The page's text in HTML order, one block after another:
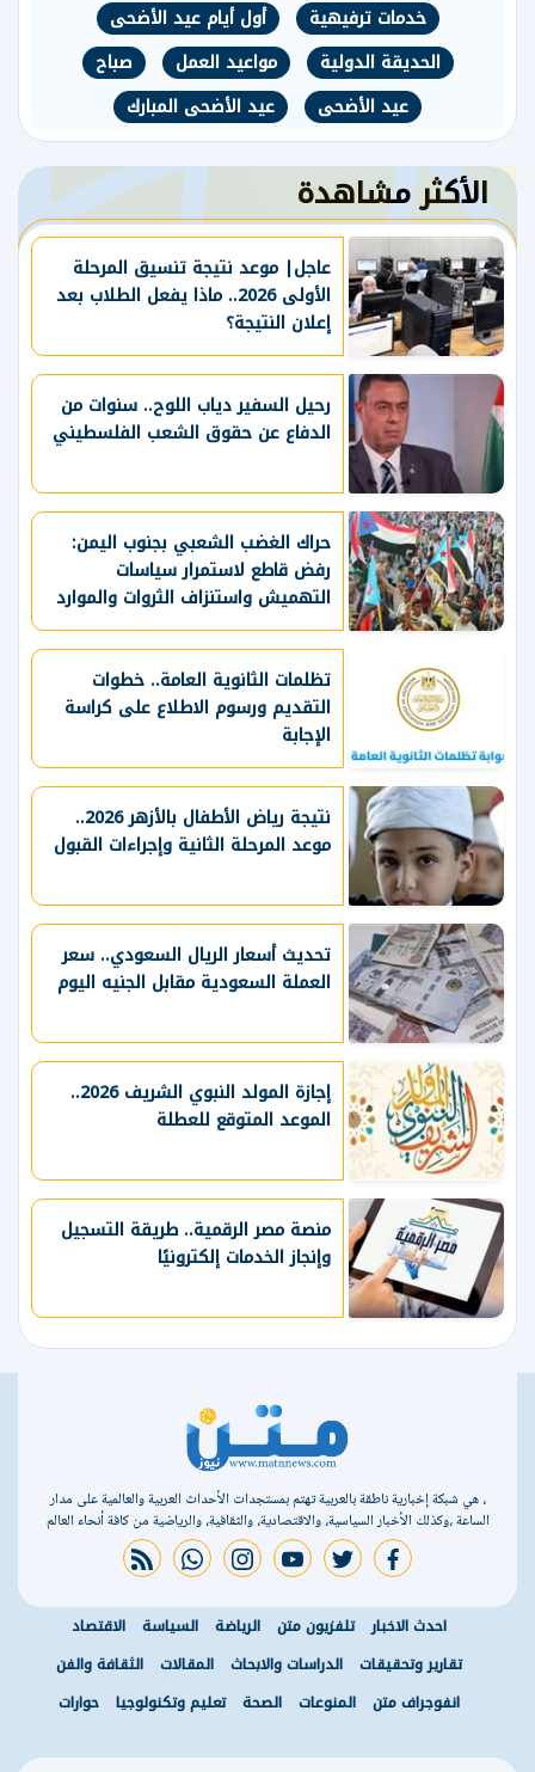
خدمات ترفيهية
أول أيام عيد الأضحى
الحديقة الدولية
مواعيد العمل
صباح
عيد الأضحى
عيد الأضحى المبارك
الأكثر مشاهدة
عاجل| موعد نتيجة تنسيق المرحلة
الأولى 2026.. ماذا يفعل الطلاب بعد
إعلان النتيجة؟
رحيل السفير دياب اللوح.. سنوات من
الدفاع عن حقوق الشعب الفلسطيني
حراك الغضب الشعبي بجنوب اليمن:
رفض قاطع لاستمرار سياسات
التهميش واستنزاف الثروات والموارد
الحيوية
تظلمات الثانوية العامة.. خطوات
التقديم ورسوم الاطلاع على كراسة
الإجابة
نتيجة رياض الأطفال بالأزهر 2026..
موعد المرحلة الثانية وإجراءات القبول
تحديث أسعار الريال السعودي.. سعر
العملة السعودية مقابل الجنيه اليوم
إجازة المولد النبوي الشريف 2026..
الموعد المتوقع للعطلة
منصة مصر الرقمية.. طريقة التسجيل
وإنجاز الخدمات إلكترونيًا
، هي شبكة إخبارية ناطقة بالعربية تهتم بمستجدات الأحداث العربية والعالمية على مدار
الساعة ،وكذلك الأخبار السياسية، والاقتصادية، والثقافية، والرياضية من كافة أنحاء العالم
facebook
twitter
youtube
instagram
whatsapp
rss feed
احدث الاخبار تلفزيون متن الرياضة السياسة
الاقتصاد
تقارير وتحقيقات
الدراسات والابحاث المقالات
الثقافة والفن
انفوجراف متن
المنوعات الصحة تعليم وتكنولوجيا حوارات